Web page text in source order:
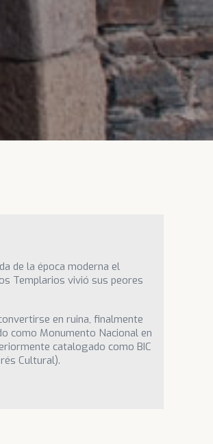
de la época moderna el
Templarios vivió sus peores
en ruina, finalmente
como Monumento Nacional en
catalogado como BIC
Cultural).